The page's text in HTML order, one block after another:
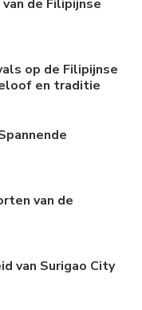
de Filipijnse
op de Filipijnse
en traditie
van de
van Surigao City